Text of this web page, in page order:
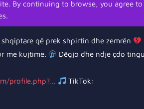
që prek shpirtin dhe zemrën
me kujtime.
Dëgjo dhe ndje çdo
profile.php?…
TikTok: